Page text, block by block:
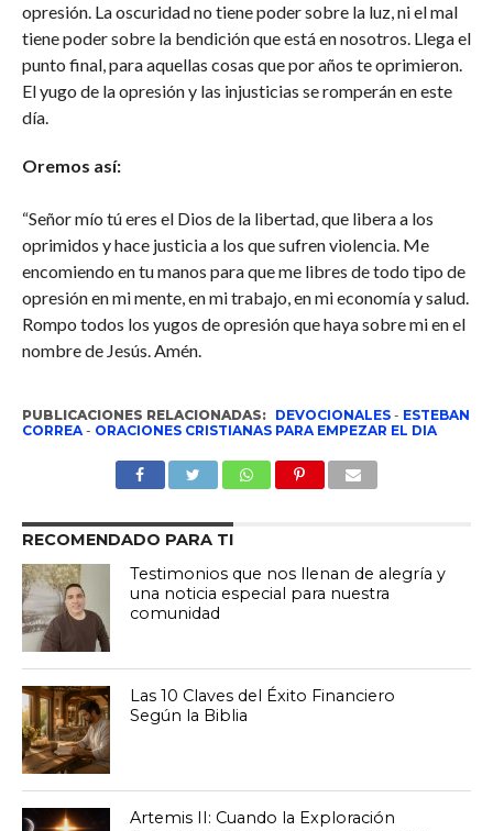
opresión. La oscuridad no tiene poder sobre la luz, ni el mal
tiene poder sobre la bendición que está en nosotros. Llega el
punto final, para aquellas cosas que por años te oprimieron.
El yugo de la opresión y las injusticias se romperán en este
día.
Oremos así:
“Señor mío tú eres el Dios de la libertad, que libera a los
oprimidos y hace justicia a los que sufren violencia. Me
encomiendo en tu manos para que me libres de todo tipo de
opresión en mi mente, en mi trabajo, en mi economía y salud.
Rompo todos los yugos de opresión que haya sobre mi en el
nombre de Jesús. Amén.
PUBLICACIONES RELACIONADAS: DEVOCIONALES- ESTEBAN
CORREA- ORACIONES CRISTIANAS PARA EMPEZAR EL DIA
RECOMENDADO PARA TI
Testimonios que nos llenan de alegría y
una noticia especial para nuestra
comunidad
Las 10 Claves del Éxito Financiero
Según la Biblia
Artemis II: Cuando la Exploración